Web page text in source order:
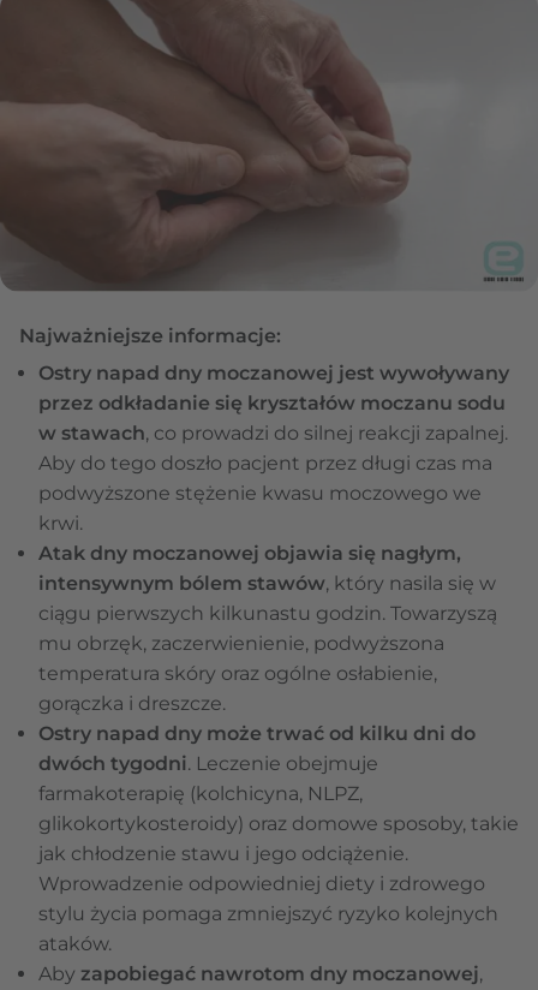
Najważniejsze informacje:
Ostry napad dny moczanowej jest wywoływany
przez odkładanie się kryształów moczanu sodu
w stawach, co prowadzi do silnej reakcji zapalnej.
Aby do tego doszło pacjent przez długi czas ma
podwyższone stężenie kwasu moczowego we
krwi.
Atak dny moczanowej objawia się nagłym,
intensywnym bólem stawów, który nasila się w
ciągu pierwszych kilkunastu godzin. Towarzyszą
mu obrzęk, zaczerwienienie, podwyższona
temperatura skóry oraz ogólne osłabienie,
gorączka i dreszcze.
Ostry napad dny może trwać od kilku dni do
dwóch tygodni. Leczenie obejmuje
farmakoterapię (kolchicyna, NLPZ,
glikokortykosteroidy) oraz domowe sposoby, takie
jak chłodzenie stawu i jego odciążenie.
Wprowadzenie odpowiedniej diety i zdrowego
stylu życia pomaga zmniejszyć ryzyko kolejnych
ataków.
Aby zapobiegać nawrotom dny moczanowej,